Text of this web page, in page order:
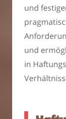
und
und
in